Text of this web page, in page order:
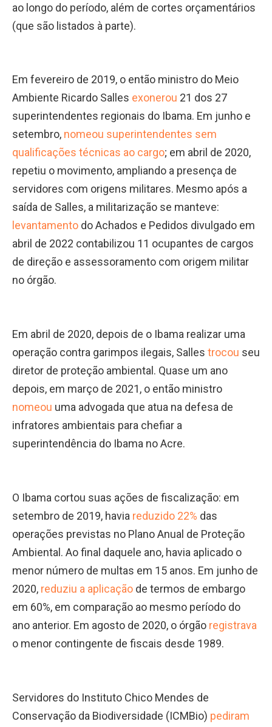
ao longo do período, além de cortes orçamentários
(que são listados à parte).
Em fevereiro de 2019, o então ministro do Meio
Ambiente Ricardo Salles exonerou 21 dos 27
superintendentes regionais do Ibama. Em junho e
setembro, nomeou superintendentes sem
qualificações técnicas ao cargo; em abril de 2020,
repetiu o movimento, ampliando a presença de
servidores com origens militares. Mesmo após a
saída de Salles, a militarização se manteve:
levantamento do Achados e Pedidos divulgado em
abril de 2022 contabilizou 11 ocupantes de cargos
de direção e assessoramento com origem militar
no órgão.
Em abril de 2020, depois de o Ibama realizar uma
operação contra garimpos ilegais, Salles trocou seu
diretor de proteção ambiental. Quase um ano
depois, em março de 2021, o então ministro
nomeou uma advogada que atua na defesa de
infratores ambientais para chefiar a
superintendência do Ibama no Acre.
O Ibama cortou suas ações de fiscalização: em
setembro de 2019, havia reduzido 22% das
operações previstas no Plano Anual de Proteção
Ambiental. Ao final daquele ano, havia aplicado o
menor número de multas em 15 anos. Em junho de
2020, reduziu a aplicação de termos de embargo
em 60%, em comparação ao mesmo período do
ano anterior. Em agosto de 2020, o órgão registrava
o menor contingente de fiscais desde 1989.
Servidores do Instituto Chico Mendes de
Conservação da Biodiversidade (ICMBio) pediram